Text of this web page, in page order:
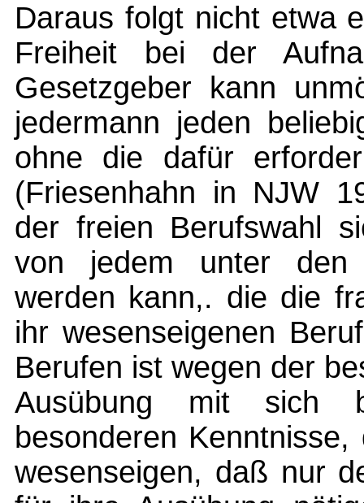
Daraus folgt nicht etwa
Freiheit bei der
Gesetzgeber kann
jedermann jeden
ohne die dafür
(Friesenhahn in NJW
der freien Berufswahl
von jedem unter den
werden kann,. die die
ihr wesenseigenen
Berufen ist wegen der
Ausübung mit sich
besonderen
wesenseigen, daß nur